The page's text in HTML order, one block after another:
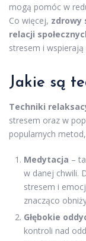
mogą pomóc w
Co więcej, zdrowy
relacji
stresem i wspierają
Jakie są
Techniki
stresem oraz w
popularnych
Medytacja –
w danej chwili.
stresem i
znacząco
Głębokie
kontroli nad